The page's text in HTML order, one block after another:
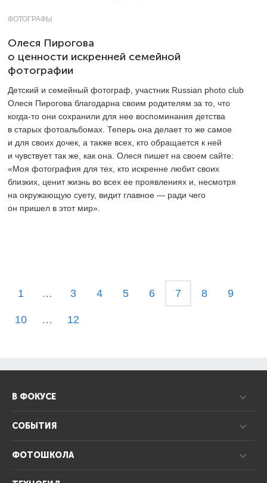
ФОТОГРАФЫ
Олеся Пирогова
о ценности искренней семейной
фотографии
Детский и семейный фотограф, участник Russian photo club
Олеся Пирогова благодарна своим родителям за то, что
когда-то они сохранили для нее воспоминания детства
в старых фотоальбомах. Теперь она делает то же самое
и для своих дочек, а также всех, кто обращается к ней
и чувствует так же, как она. Олеся пишет на своем сайте:
«Моя фотография для тех, кто искренне любит своих
близких, ценит жизнь во всех ее проявлениях и, несмотря
на окружающую суету, видит главное — ради чего
он пришел в этот мир».
1 … 3 4 5 6 7 8 9
10 … 12
В ФОКУСЕ
СОБЫТИЯ
ФОТОШКОЛА